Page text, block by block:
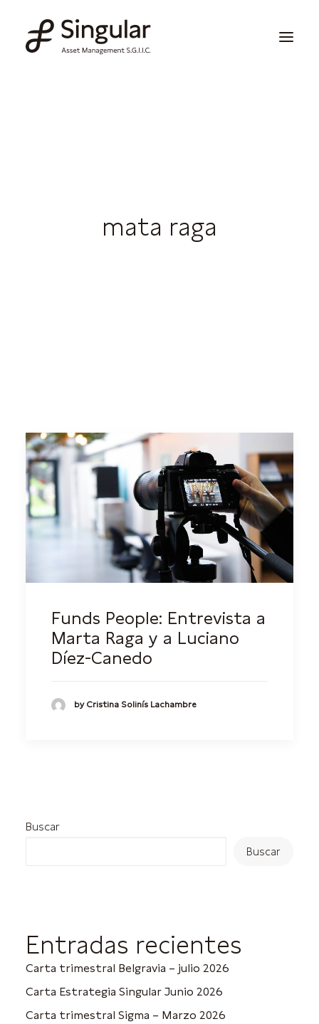
mata raga
Funds People: Entrevista a
Marta Raga y a Luciano
Díez-Canedo
by Cristina Solinís Lachambre
Buscar
Buscar
Entradas recientes
Carta trimestral Belgravia – julio 2026
Carta Estrategia Singular Junio 2026
Carta trimestral Sigma – Marzo 2026